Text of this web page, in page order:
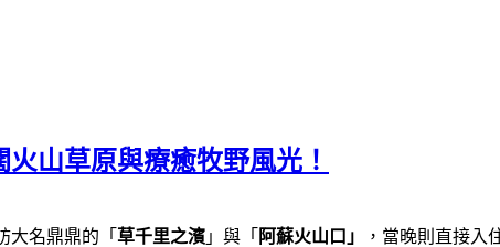
山草原與療癒牧野風光！
大名鼎鼎的「 草千里之濱 」與「 阿蘇火山口」
，當晚則直接入